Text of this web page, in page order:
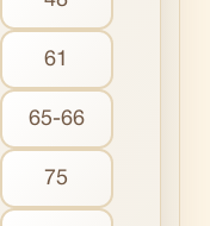
61
65-66
75